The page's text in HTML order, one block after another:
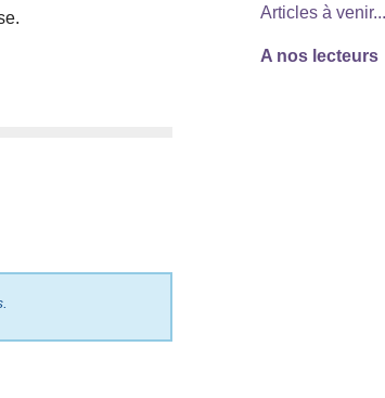
Articles à venir...
A nos lecteurs